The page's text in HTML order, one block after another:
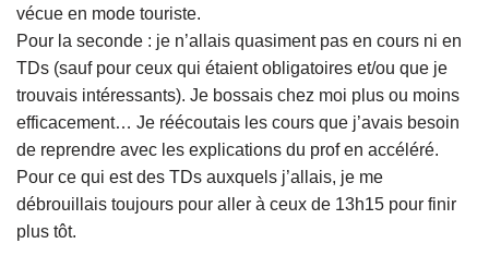
vécue en mode touriste.
Pour la seconde : je n’allais quasiment pas en cours ni en
TDs (sauf pour ceux qui étaient obligatoires et/ou que je
trouvais intéressants). Je bossais chez moi plus ou moins
efficacement… Je réécoutais les cours que j’avais besoin
de reprendre avec les explications du prof en accéléré.
Pour ce qui est des TDs auxquels j’allais, je me
débrouillais toujours pour aller à ceux de 13h15 pour finir
plus tôt.